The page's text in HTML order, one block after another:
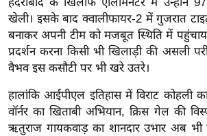
ज
ग
त
ऑ
टो
व
र्ल्ड
खेली। इसके बाद क्वालीफायर-2 में गुजरात
बनाकर अपनी टीम को मजबूत स्थिति में
प्रदर्शन करना किसी भी खिलाड़ी की असली
वैभव इस कसौटी पर भी खरे उतरे।
हालांकि आईपीएल इतिहास में विराट कोहली
वॉर्नर का खिताबी अभियान, क्रिस गेल की
ऋतुराज गायकवाड़ का शानदार उभार अब भी